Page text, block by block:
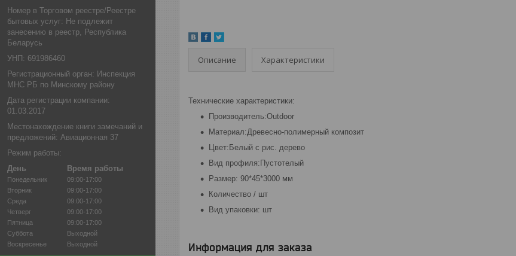
Номер в Торговом реестре/Реестре
бытовых услуг: Не подлежит
занесению в реестр, Республика
Беларусь
УНП: 691986460
Регистрационный орган: Инспекция
МНС РБ по Минскому району
Дата регистрации компании:
01.03.2017
Местонахождение книги замечаний и
предложений: Авиационная 37
Режим работы:
День
Время работы
Понедельник
09:00-17:00
Вторник
09:00-17:00
Среда
09:00-17:00
Четверг
09:00-17:00
Пятница
09:00-17:00
Суббота
Выходной
Воскресенье
Выходной
Описание Характеристики
Технические характеристики:
Производитель:Outdoor
Материал:Древесно-полимерный композит
Цвет:Белый с рис. дерево
Вид профиля:Пустотелый
Размер: 90*45*3000 мм
Количество / шт
Вид упаковки: шт
Информация для заказа